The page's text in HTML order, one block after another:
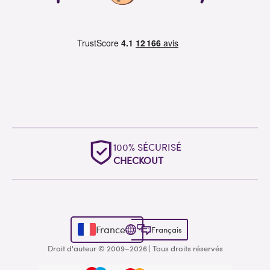
100% SÉCURISÉ
CHECKOUT
France
Français
Droit d'auteur © 2009–2026 | Tous droits réservés